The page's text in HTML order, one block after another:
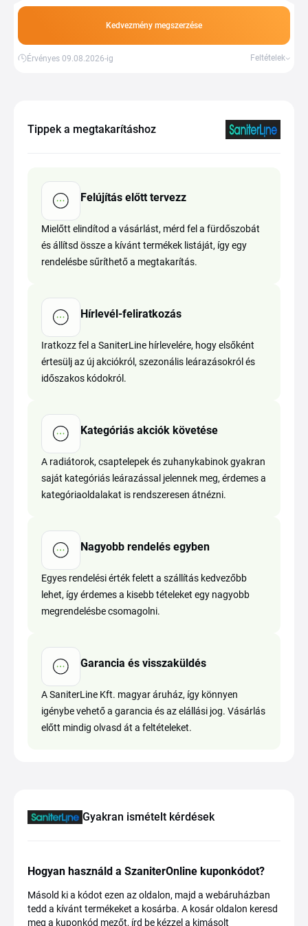
Kedvezmény megszerzése
Érvényes 09.08.2026-ig Feltételek
Tippek a megtakarításhoz
Felújítás előtt tervezz
Mielőtt elindítod a vásárlást, mérd fel a fürdőszobát
és állítsd össze a kívánt termékek listáját, így egy
rendelésbe sűríthető a megtakarítás.
Hírlevél-feliratkozás
Iratkozz fel a SaniterLine hírlevelére, hogy elsőként
értesülj az új akciókról, szezonális leárazásokról és
időszakos kódokról.
Kategóriás akciók követése
A radiátorok, csaptelepek és zuhanykabinok gyakran
saját kategóriás leárazással jelennek meg, érdemes a
kategóriaoldalakat is rendszeresen átnézni.
Nagyobb rendelés egyben
Egyes rendelési érték felett a szállítás kedvezőbb
lehet, így érdemes a kisebb tételeket egy nagyobb
megrendelésbe csomagolni.
Garancia és visszaküldés
A SaniterLine Kft. magyar áruház, így könnyen
igénybe vehető a garancia és az elállási jog. Vásárlás
előtt mindig olvasd át a feltételeket.
Gyakran ismételt kérdések
Hogyan használd a SzaniterOnline kuponkódot?
Másold ki a kódot ezen az oldalon, majd a webáruházban
tedd a kívánt termékeket a kosárba. A kosár oldalon keresd
meg a kuponkód mezőt, írd be kézzel a kimásolt